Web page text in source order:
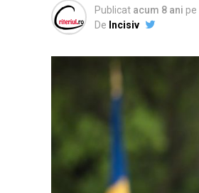
Publicat acum 8 ani pe
De Incisiv